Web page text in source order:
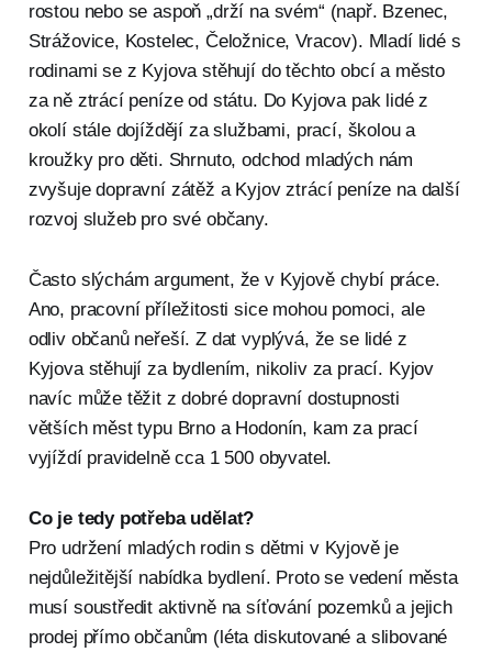
rostou nebo se aspoň „drží na svém“ (např. Bzenec,
Strážovice, Kostelec, Čeložnice, Vracov). Mladí lidé s
rodinami se z Kyjova stěhují do těchto obcí a město
za ně ztrácí peníze od státu. Do Kyjova pak lidé z
okolí stále dojíždějí za službami, prací, školou a
kroužky pro děti. Shrnuto, odchod mladých nám
zvyšuje dopravní zátěž a Kyjov ztrácí peníze na další
rozvoj služeb pro své občany.
Často slýchám argument, že v Kyjově chybí práce.
Ano, pracovní příležitosti sice mohou pomoci, ale
odliv občanů neřeší. Z dat vyplývá, že se lidé z
Kyjova stěhují za bydlením, nikoliv za prací. Kyjov
navíc může těžit z dobré dopravní dostupnosti
větších měst typu Brno a Hodonín, kam za prací
vyjíždí pravidelně cca 1 500 obyvatel.
Co je tedy potřeba udělat?
Pro udržení mladých rodin s dětmi v Kyjově je
nejdůležitější nabídka bydlení. Proto se vedení města
musí soustředit aktivně na síťování pozemků a jejich
prodej přímo občanům (léta diskutované a slibované